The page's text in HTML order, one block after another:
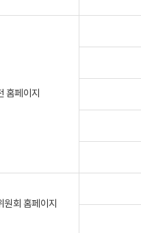
홈페이지
회 홈페이지